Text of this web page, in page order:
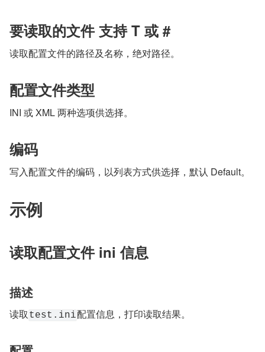
要读取的文件 支持 T 或 #
读取配置文件的路径及名称，绝对路径。
配置文件类型
INI 或 XML 两种选项供选择。
编码
写入配置文件的编码，以列表方式供选择，默认 Default。
示例
读取配置文件 ini 信息
描述
读取 test.ini配置信息，打印读取结果。